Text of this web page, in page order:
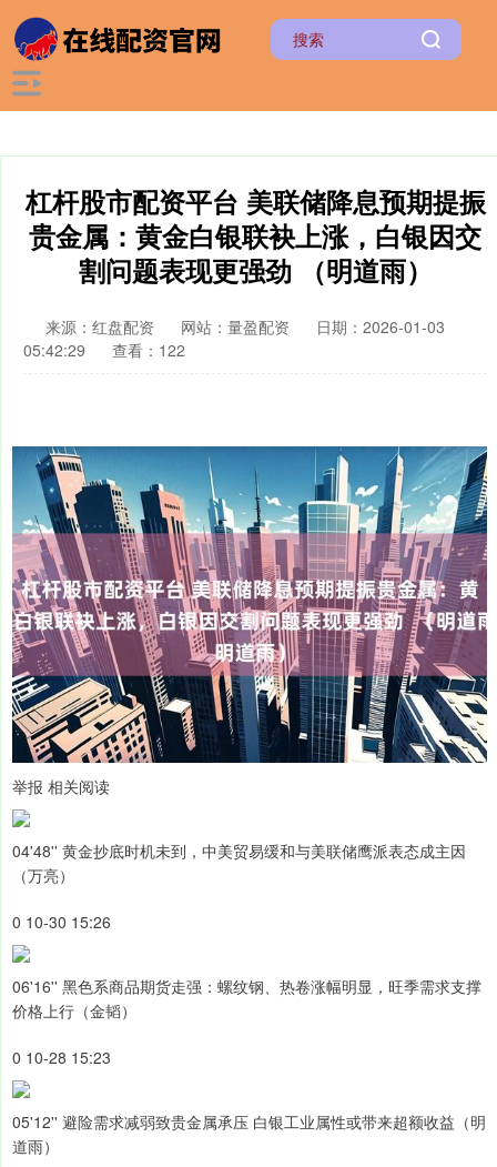
杠杆股市配资平台 美联储降息预期提振
贵金属：黄金白银联袂上涨，白银因交
割问题表现更强劲 （明道雨）
来源：红盘配资 网站：量盈配资
日期：2026-01-03
05:42:29
查看：122
举报 相关阅读
04'48'' 黄金抄底时机未到，中美贸易缓和与美联储鹰派表态成主因
（万亮）
0 10-30 15:26
06'16'' 黑色系商品期货走强：螺纹钢、热卷涨幅明显，旺季需求支撑
价格上行（金韬）
0 10-28 15:23
05'12'' 避险需求减弱致贵金属承压 白银工业属性或带来超额收益（明
道雨）